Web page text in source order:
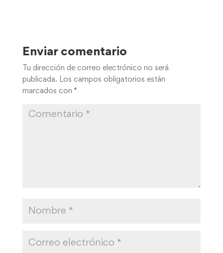
Enviar comentario
Tu dirección de correo electrónico no será
publicada. Los campos obligatorios están
marcados con *